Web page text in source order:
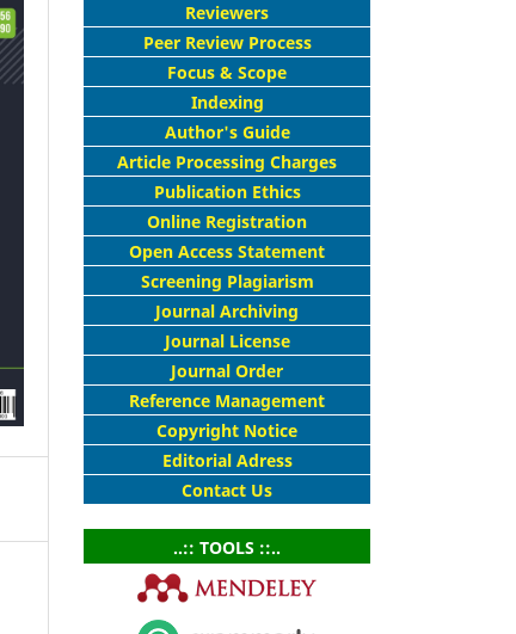
Reviewers
Peer Review Process
Focus & Scope
Indexing
Author's Guide
Article Processing Charges
Publication Ethics
Online Registration
Open Access Statement
Screening Plagiarism
Journal Archiving
Journal License
Journal Order
Reference Management
Copyright Notice
Editorial Adress
Contact Us
..:: TOOLS ::..